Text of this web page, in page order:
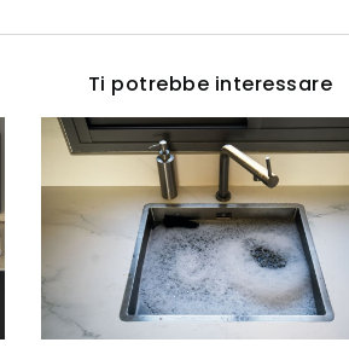
Ti potrebbe interessare